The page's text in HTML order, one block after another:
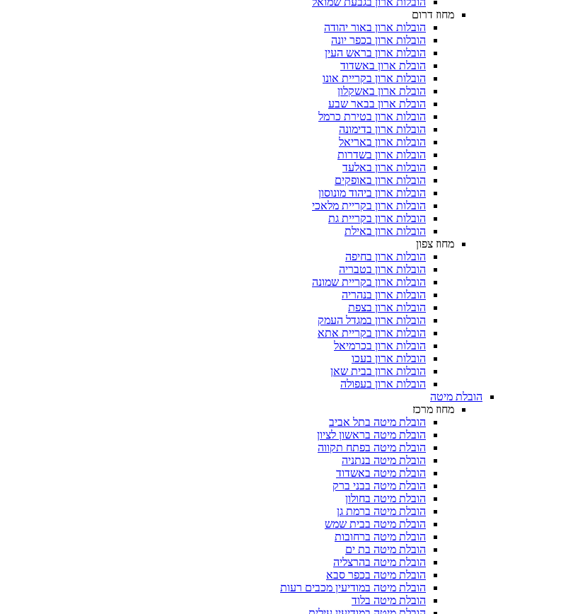
מחוז דרום
הובלות ארון באור יהודה
הובלות ארון בכפר יונה
הובלות ארון בראש העין
הובלת ארון באשדוד
הובלות ארון בקריית אונו
הובלת ארון באשקלון
הובלת ארון בבאר שבע
הובלות ארון בטירת כרמל
הובלות ארון בדימונה
הובלות ארון באריאל
הובלות ארון בשדרות
הובלות ארון באלעד
הובלות ארון באופקים
הובלות ארון ביהוד מונוסון
הובלות ארון בקריית מלאכי
הובלות ארון בקריית גת
הובלות ארון באילת
מחוז צפון
הובלות ארון בחיפה
הובלות ארון בטבריה
הובלות ארון בקריית שמונה
הובלות ארון בנהריה
הובלות ארון בצפת
הובלות ארון במגדל העמק
הובלות ארון בקריית אתא
הובלות ארון בכרמיאל
הובלות ארון בעכו
הובלות ארון בבית שאן
הובלות ארון בעפולה
הובלת מיטה
מחוז מרכז
הובלת מיטה בתל אביב
הובלת מיטה בראשון לציון
הובלת מיטה בפתח תקווה
הובלת מיטה בנתניה
הובלת מיטה באשדוד
הובלת מיטה בבני ברק
הובלת מיטה בחולון
הובלת מיטה ברמת גן
הובלת מיטה בבית שמש
הובלת מיטה ברחובות
הובלת מיטה בת ים
הובלת מיטה בהרצליה
הובלת מיטה בכפר סבא
הובלת מיטה במודיעין מכבים רעות
הובלת מיטה בלוד